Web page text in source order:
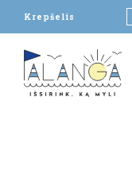
Krepšelis